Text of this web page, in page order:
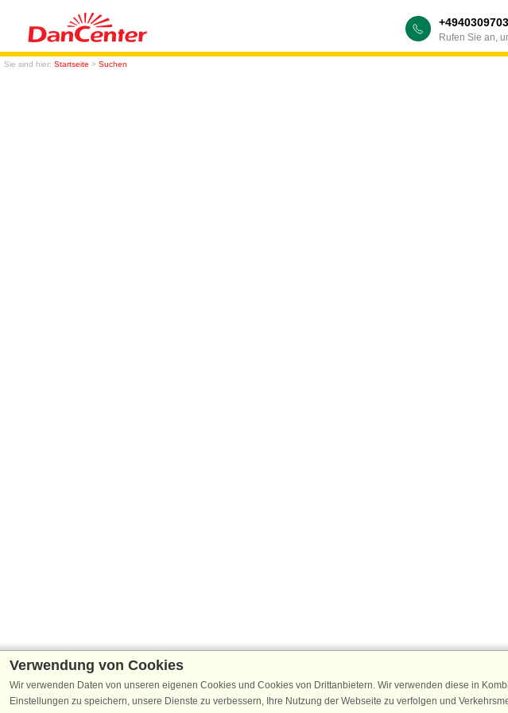
Rufen Sie an,
Sie sind hier: Startseite > Suchen
Verwendung von Cookies
Wir verwenden Daten von unseren eigenen Cookies und Cookies von Drittanbietern. Wir verwenden diese in
Einstellungen zu speichern, unsere Dienste zu verbessern, Ihre Nutzung der Webseite zu verfolgen und